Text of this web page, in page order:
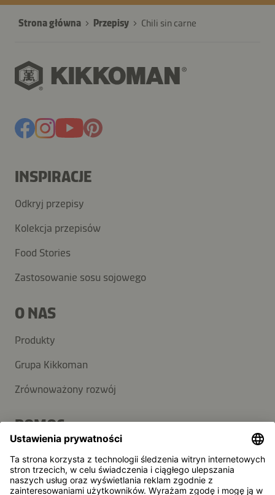
Strona główna Przepisy Chili sin carne
INSPIRACJE
Odkryj przepisy
Kolekcja przepisów
Food Stories
Zastosowanie sosu sojowego
O NAS
Produkty
Grupa Kikkoman
Zrównoważony rozwój
POMOC
Kontakt